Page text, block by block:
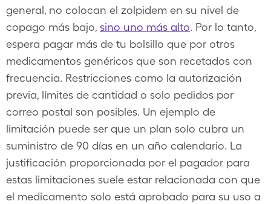
general, no colocan el zolpidem en su nivel de
copago más bajo, sino uno más alto. Por lo tanto,
espera pagar más de tu bolsillo que por otros
medicamentos genéricos que son recetados con
frecuencia. Restricciones como la autorización
previa, límites de cantidad o solo pedidos por
correo postal son posibles. Un ejemplo de
limitación puede ser que un plan solo cubra un
suministro de 90 días en un año calendario. La
justificación proporcionada por el pagador para
estas limitaciones suele estar relacionada con que
el medicamento solo está aprobado para su uso a